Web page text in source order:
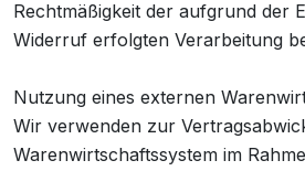
Rechtmäßigkeit der aufgrund der
Widerruf erfolgten Verarbeitung
Nutzung eines externen
Wir verwenden zur
Warenwirtschaftssystem im